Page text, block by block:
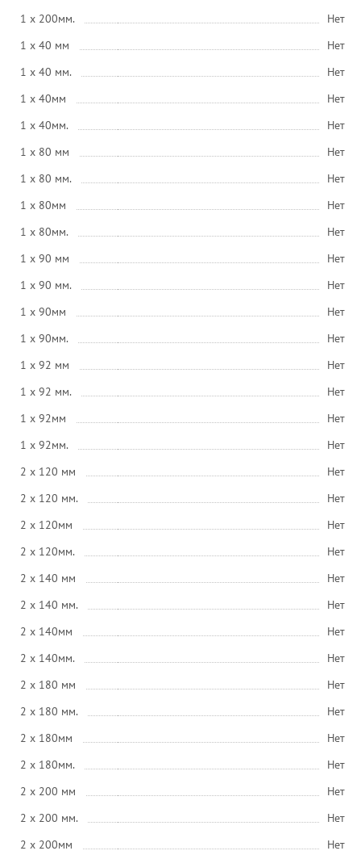
1 x 200мм.
Нет
1 x 40 мм
Нет
1 x 40 мм.
Нет
1 x 40мм
Нет
1 x 40мм.
Нет
1 x 80 мм
Нет
1 x 80 мм.
Нет
1 x 80мм
Нет
1 x 80мм.
Нет
1 x 90 мм
Нет
1 x 90 мм.
Нет
1 x 90мм
Нет
1 x 90мм.
Нет
1 x 92 мм
Нет
1 x 92 мм.
Нет
1 x 92мм
Нет
1 x 92мм.
Нет
2 x 120 мм
Нет
2 x 120 мм.
Нет
2 x 120мм
Нет
2 x 120мм.
Нет
2 x 140 мм
Нет
2 x 140 мм.
Нет
2 x 140мм
Нет
2 x 140мм.
Нет
2 x 180 мм
Нет
2 x 180 мм.
Нет
2 x 180мм
Нет
2 x 180мм.
Нет
2 x 200 мм
Нет
2 x 200 мм.
Нет
2 x 200мм
Нет